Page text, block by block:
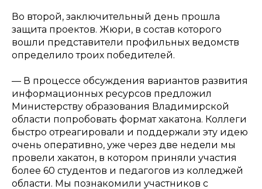
Во второй, заключительный день прошла
защита проектов. Жюри, в состав которого
вошли представители профильных ведомств
определило троих победителей.
— В процессе обсуждения вариантов развития
информационных ресурсов предложил
Министерству образования Владимирской
области попробовать формат хакатона. Коллеги
быстро отреагировали и поддержали эту идею
очень оперативно, уже через две недели мы
провели хакатон, в котором приняли участия
более 60 студентов и педагогов из колледжей
области. Мы познакомили участников с